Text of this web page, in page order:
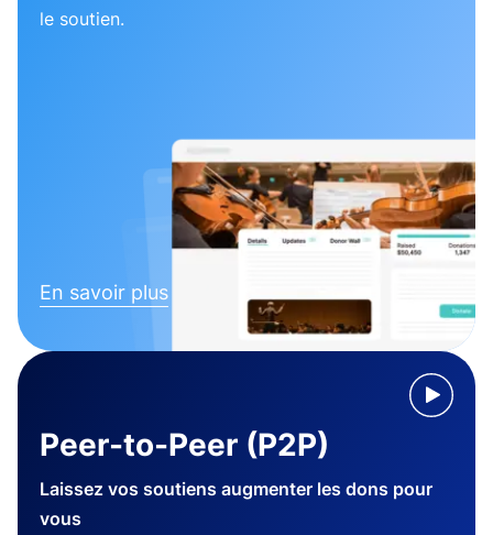
le soutien.
En savoir plus
Peer-to-Peer (P2P)
Laissez vos soutiens augmenter les dons pour
vous